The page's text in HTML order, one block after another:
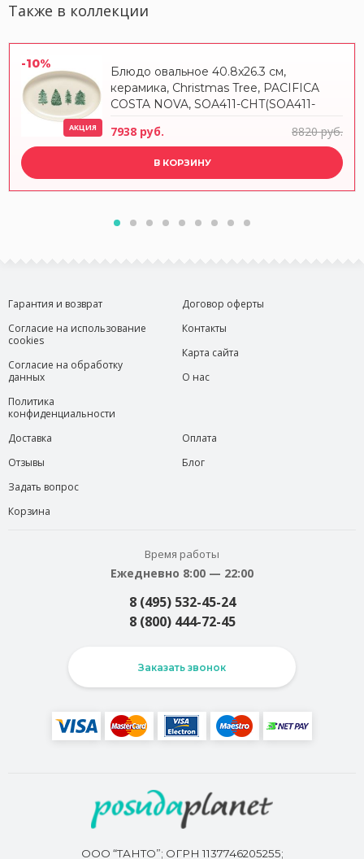
Также в коллекции
-10%
АКЦИЯ
Блюдо овальное 40.8x26.3 см,
керамика, Christmas Tree, PACIFICA
COSTA NOVA, SOA411-CHT(SOA411-
7938 руб. 8820 руб.
В КОРЗИНУ
Гарантия и возврат
Согласие на использование
cookies
Согласие на обработку
данных
Политика
конфиденциальности
Договор оферты
Контакты
Карта сайта
О нас
Доставка
Отзывы
Задать вопрос
Корзина
Оплата
Блог
Время работы
Ежедневно 8:00 — 22:00
8 (495) 532-45-24
8 (800) 444-72-45
Заказать звонок
ООО “ТАНТО”; ОГРН 1137746205255;